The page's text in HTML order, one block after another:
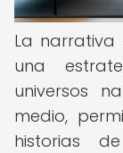
La
una
universos
medio,
historias